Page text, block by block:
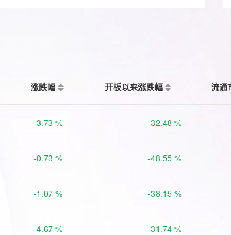
涨跌幅 开板以来涨跌幅 流通
-3.73 % -32.48 %
-0.73 % -48.55 %
-1.07 % -38.15 %
-4.67 % -31.74 %